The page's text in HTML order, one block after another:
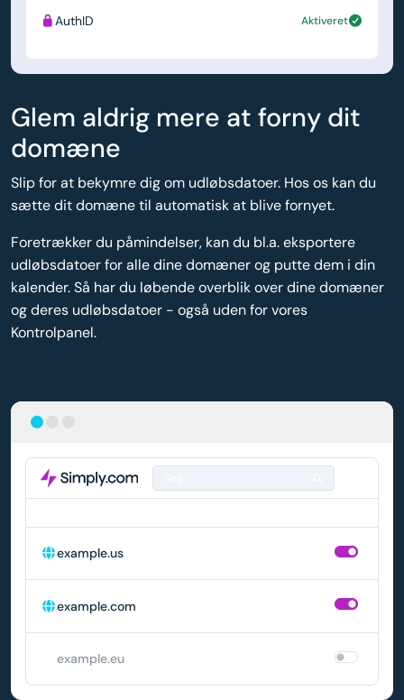
AuthID Aktiveret
example.us
example.com
example.eu
Glem aldrig mere at forny dit
domæne
Slip for at bekymre dig om udløbsdatoer. Hos os kan du
sætte dit domæne til automatisk at blive fornyet.
Foretrækker du påmindelser, kan du bl.a. eksportere
udløbsdatoer for alle dine domæner og putte dem i din
kalender. Så har du løbende overblik over dine domæner
og deres udløbsdatoer - også uden for vores
Kontrolpanel.